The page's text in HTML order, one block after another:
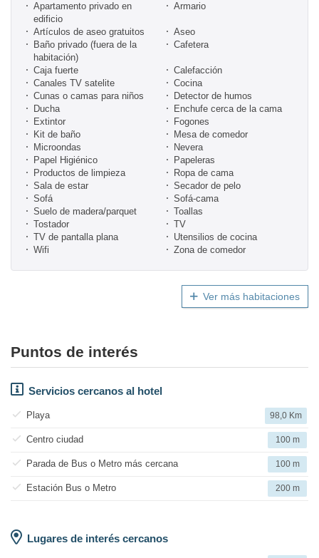
Apartamento privado en
edificio
Armario
Artículos de aseo gratuitos
Aseo
Baño privado (fuera de la
habitación)
Cafetera
Caja fuerte
Calefacción
Canales TV satelite
Cocina
Cunas o camas para niños
Detector de humos
Ducha
Enchufe cerca de la cama
Extintor
Fogones
Kit de baño
Mesa de comedor
Microondas
Nevera
Papel Higiénico
Papeleras
Productos de limpieza
Ropa de cama
Sala de estar
Secador de pelo
Sofá
Sofá-cama
Suelo de madera/parquet
Toallas
Tostador
TV
TV de pantalla plana
Utensilios de cocina
Wifi
Zona de comedor
Ver más habitaciones
Puntos de interés
Servicios cercanos al hotel
Playa 98,0 Km
Centro ciudad 100 m
Parada de Bus o Metro más cercana 100 m
Estación Bus o Metro 200 m
Lugares de interés cercanos